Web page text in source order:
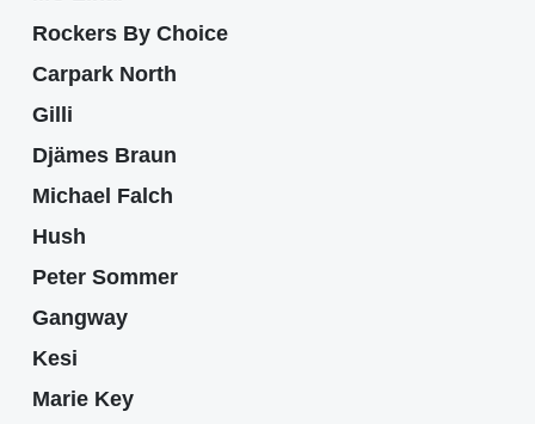
Rockers By Choice
Carpark North
Gilli
Djämes Braun
Michael Falch
Hush
Peter Sommer
Gangway
Kesi
Marie Key